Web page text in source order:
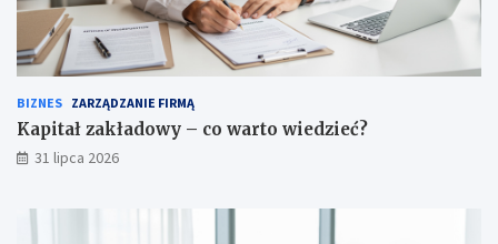
BIZNES ZARZĄDZANIE FIRMĄ
Kapitał zakładowy – co warto wiedzieć?
31 lipca 2026